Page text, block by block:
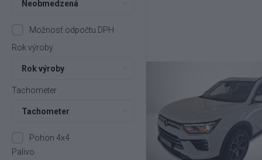
Neobmedzená
Možnosť odpočtu DPH
Rok výroby
Rok výroby
Tachometer
Tachometer
Pohon 4x4
Palivo